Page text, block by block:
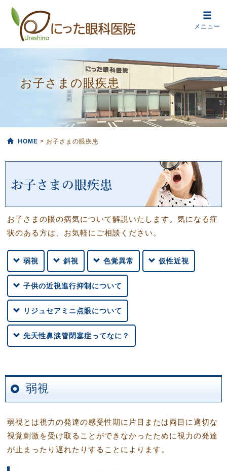
メニュー
お子さまの眼疾患
HOME > お子さまの眼疾患
お子さまの眼の病気について解説いたします。気になる症
状のある方は、お気軽にご相談ください。
弱視 斜視 色覚異常 仮性近視
子供の近視進行抑制について
リジュセアミニ点眼について
先天性鼻涙管閉塞症ってなに？
弱視
弱視とは視力の発達の感受性期に片目または両目に適切な
視覚刺激を受け取ることができなかったために視力の発達
が止まったり遅れたりすることによります。